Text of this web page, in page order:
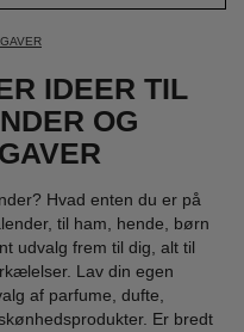
IDEER TIL
OG
Hvad enten du er på
til ham, hende, børn
udvalg frem til dig, alt til
Lav din egen
af parfume, dufte,
Er bredt